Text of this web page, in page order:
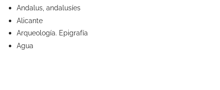
Andalus, andalusíes
Alicante
Arqueología. Epigrafía
Agua